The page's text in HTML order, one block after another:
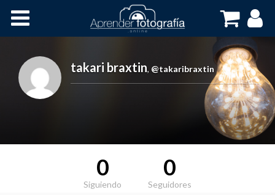
Cursos OnLine
takari braxtin, @takaribraxtin
0
Siguiendo
0
Seguidores